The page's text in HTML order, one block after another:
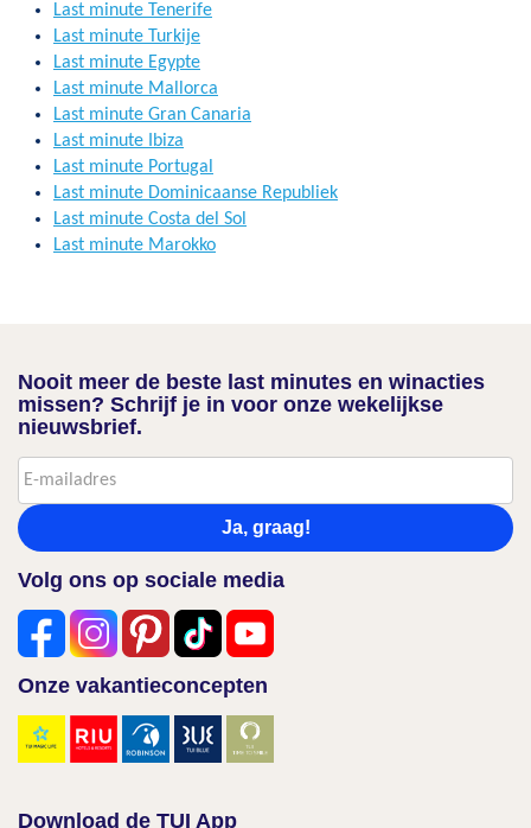
Last minute Tenerife
Last minute Turkije
Last minute Egypte
Last minute Mallorca
Last minute Gran Canaria
Last minute Ibiza
Last minute Portugal
Last minute Dominicaanse Republiek
Last minute Costa del Sol
Last minute Marokko
Nooit meer de beste last minutes en winacties
missen? Schrijf je in voor onze wekelijkse
nieuwsbrief.
Ja, graag!
Volg ons op sociale media
Onze vakantieconcepten
Download de TUI App